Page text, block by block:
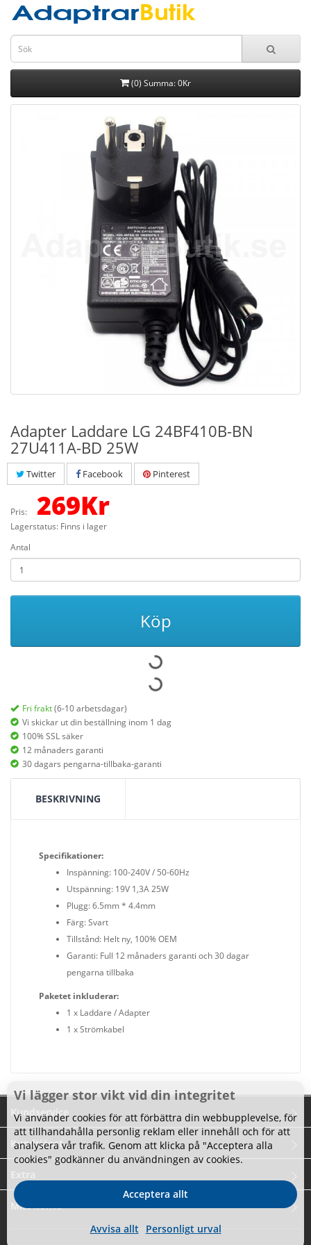
(0) Summa: 0Kr
Adapter Laddare LG 24BF410B-BN
27U411A-BD 25W
Twitter Facebook Pinterest
Pris: 269Kr
Lagerstatus: Finns i lager
Antal
Köp
Fri frakt(6-10 arbetsdagar)
Vi skickar ut din beställning inom 1 dag
100% SSL säker
12 månaders garanti
30 dagars pengarna-tillbaka-garanti
BESKRIVNING
Specifikationer:
Inspänning: 100-240V / 50-60Hz
Utspänning: 19V 1,3A 25W
Plugg: 6.5mm * 4.4mm
Färg: Svart
Tillstånd: Helt ny, 100% OEM
Garanti: Full 12 månaders garanti och 30 dagar
pengarna tillbaka
Paketet inkluderar:
1 x Laddare / Adapter
1 x Strömkabel
Kundservice
Kundtjänst
Mitt konto
Vi lägger stor vikt vid din integritet
Vi använder cookies för att förbättra din webbupplevelse, för
att tillhandahålla personlig reklam eller innehåll och för att
analysera vår trafik. Genom att klicka på "Acceptera alla
cookies" godkänner du användningen av cookies.
Avvisa allt Personligt urval
Acceptera allt